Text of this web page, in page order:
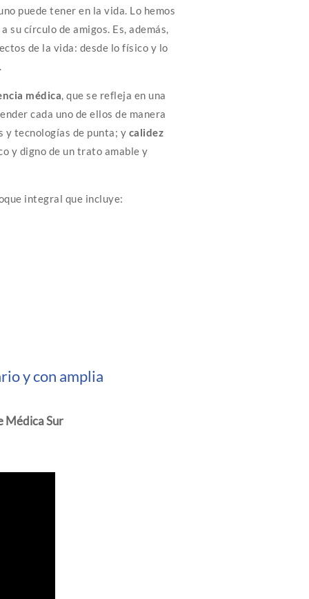
puede tener en la vida. Lo hemos
su círculo de amigos. Es, además,
de la vida: desde lo físico y lo
médica, que se refleja en una
cada uno de ellos de manera
y tecnologías de punta; y calidez
y digno de un trato amable y
integral que incluye:
y con amplia
Médica Sur